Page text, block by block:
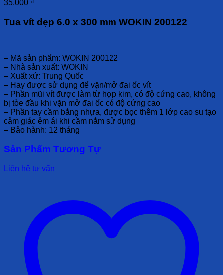
35.000 ₫
Tua vít dẹp 6.0 x 300 mm WOKIN 200122
– Mã sản phẩm: WOKIN 200122
– Nhà sản xuất: WOKIN
– Xuất xứ: Trung Quốc
– Hay được sử dụng để vặn/mở đai ốc vít
– Phần mũi vít được làm từ hợp kim, có độ cứng cao, không
bị tòe đầu khi vặn mở đai ốc có độ cứng cao
– Phần tay cầm bằng nhựa, được bọc thêm 1 lớp cao su tạo
cảm giác êm ái khi cầm nắm sử dụng
– Bảo hành: 12 tháng
Sản Phẩm Tương Tự
Liên hệ tư vấn